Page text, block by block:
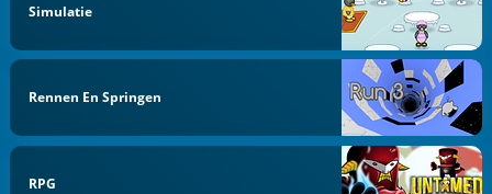
Simulatie
Rennen En Springen
RPG